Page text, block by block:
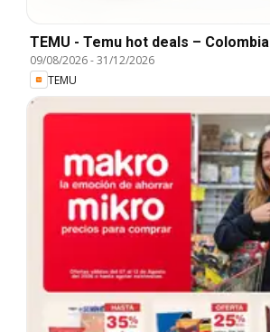
TEMU - Temu hot deals – Colombia
09/08/2026-31/12/2026
TEMU